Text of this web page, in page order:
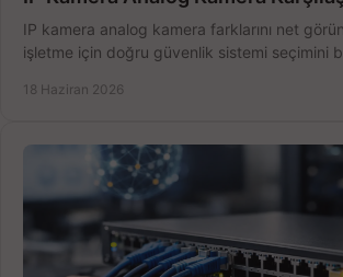
IP kamera analog kamera farklarını net
işletme için doğru güvenlik sistemi seçimini
18 Haziran 2026